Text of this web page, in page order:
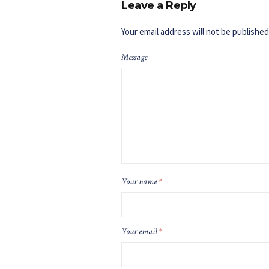
Leave a Reply
Your email address will not be
Message
Your name*
Your email*